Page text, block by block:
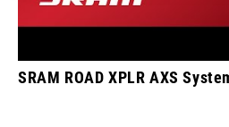
SRAM ROAD XPLR AXS